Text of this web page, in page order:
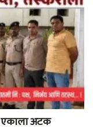
एकाला अटक